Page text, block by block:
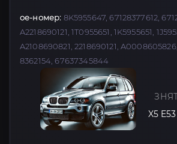
oe-номер: 8K5955647, 67128377612,
A2218690121, 1T0955651, 1K5955651,
A2108690821, 2218690121,
8362154, 67637345844
X5